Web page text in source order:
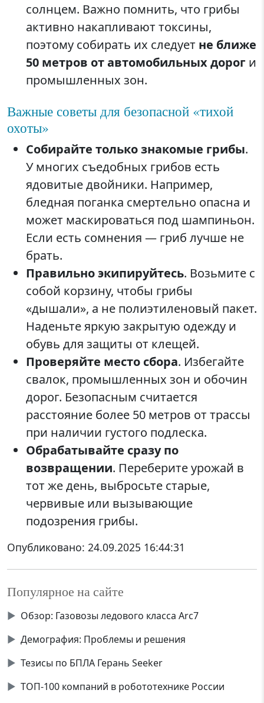
солнцем. Важно помнить, что грибы
активно накапливают токсины,
поэтому собирать их следует не ближе
50 метров от автомобильных дорог и
промышленных зон.
Важные советы для безопасной «тихой
охоты»
Собирайте только знакомые грибы.
У многих съедобных грибов есть
ядовитые двойники. Например,
бледная поганка смертельно опасна и
может маскироваться под шампиньон.
Если есть сомнения — гриб лучше не
брать.
Правильно экипируйтесь. Возьмите с
собой корзину, чтобы грибы
«дышали», а не полиэтиленовый пакет.
Наденьте яркую закрытую одежду и
обувь для защиты от клещей.
Проверяйте место сбора. Избегайте
свалок, промышленных зон и обочин
дорог. Безопасным считается
расстояние более 50 метров от трассы
при наличии густого подлеска.
Обрабатывайте сразу по
возвращении. Переберите урожай в
тот же день, выбросьте старые,
червивые или вызывающие
подозрения грибы.
Опубликовано: 24.09.2025 16:44:31
Популярное на сайте
▶ Обзор: Газовозы ледового класса Аrc7
▶ Демография: Проблемы и решения
▶ Тезисы по БПЛА Герань Seeker
▶ ТОП-100 компаний в робототехнике России